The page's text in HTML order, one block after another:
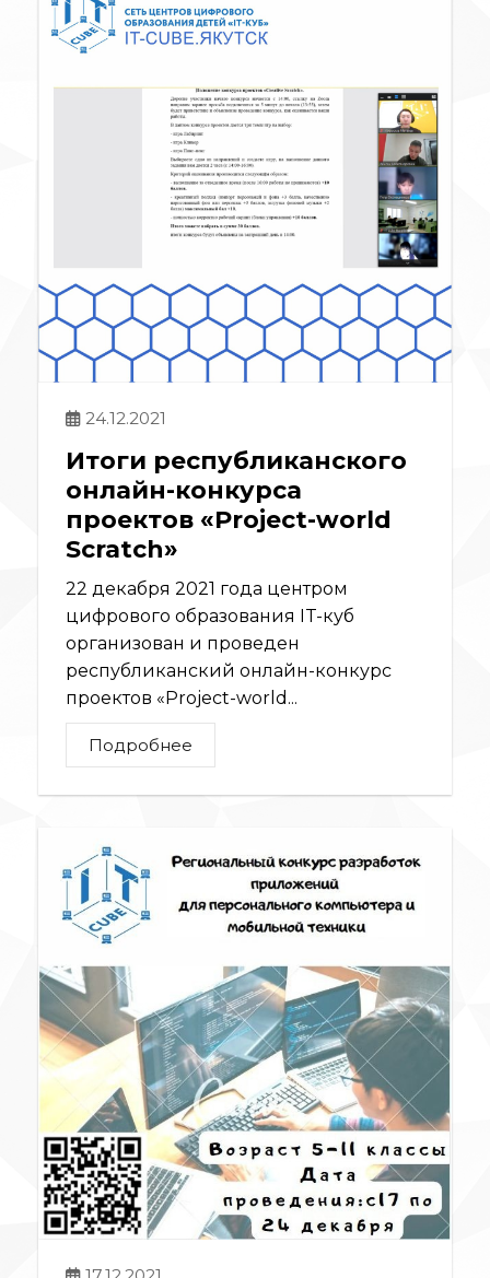
24.12.2021
Итоги республиканского
онлайн-конкурса
проектов «Project-world
Sсratch»
22 декабря 2021 года центром
цифрового образования IT-куб
организован и проведен
республиканский онлайн-конкурс
проектов «Project-world...
Подробнее